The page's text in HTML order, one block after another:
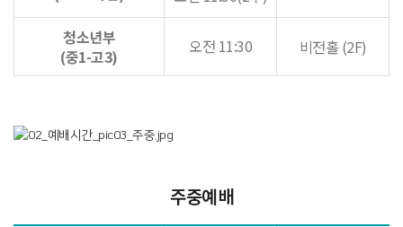
청소년부
(중1-고3)
오전 11:30 비전홀 (2F)
주중예배